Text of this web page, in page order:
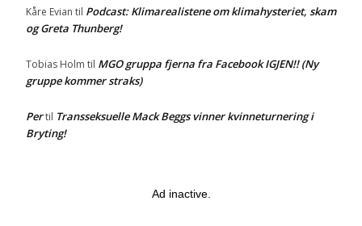
Kåre Evian til Podcast: Klimarealistene om klimahysteriet, skam
og Greta Thunberg!
Tobias Holm til MGO gruppa fjerna fra Facebook IGJEN!! (Ny
gruppe kommer straks)
Pertil Transseksuelle Mack Beggs vinner kvinneturnering i
Bryting!
Ad inactive.